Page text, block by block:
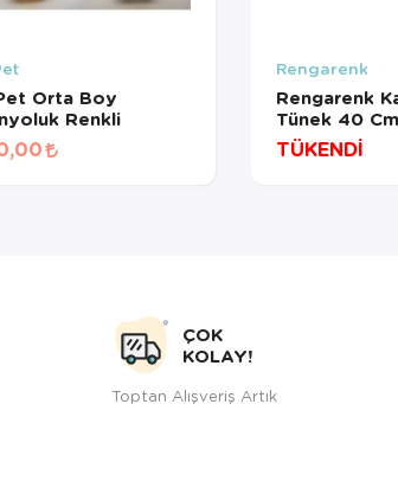
Orta Boy
Renkli
Rengarenk
Rengarenk
Tünek 40 Cm
TÜKENDİ
ÇOK
KOLAY!
Toptan Alışveriş Artık